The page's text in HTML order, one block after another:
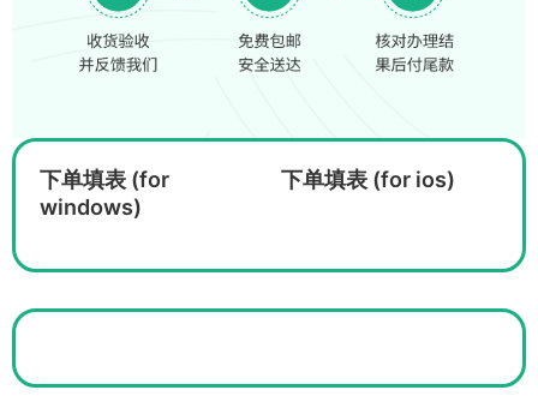
下单填表 (for
windows)
下单填表 (for ios)